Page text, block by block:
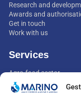
Research and
Awards and
Get in touch
Work with us
Services
Agro-food sector
Environment sector
Non-food sector